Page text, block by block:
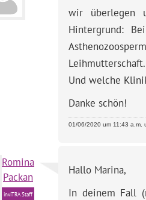
wir überlegen
Hintergrund:
Und welche
Danke schön!
01/06/2020 um 11:43 a.m.
Romina
Packan
inviTRA Staff
Hallo Marina,
In deinem Fall